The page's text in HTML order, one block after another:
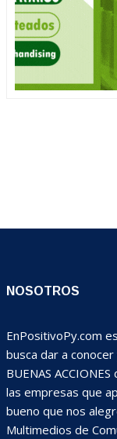
NOSOTROS
EnPositivoPy.com
busca dar a
BUENAS
las empresas que
bueno que nos
Multimedios de